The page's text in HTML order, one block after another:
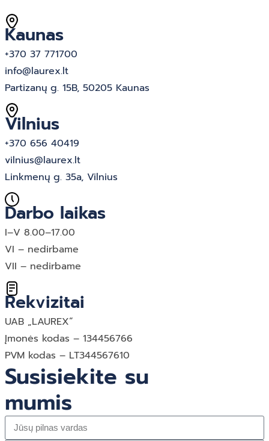
Kaunas
+370 37 771700
info@laurex.lt
Partizanų g. 15B, 50205 Kaunas
Vilnius
+370 656 40419
vilnius@laurex.lt
Linkmenų g. 35a, Vilnius
Darbo laikas
I–V 8.00–17.00
VI – nedirbame
VII – nedirbame
Rekvizitai
UAB „LAUREX“
Įmonės kodas – 134456766
PVM kodas – LT344567610
Susisiekite su
mumis